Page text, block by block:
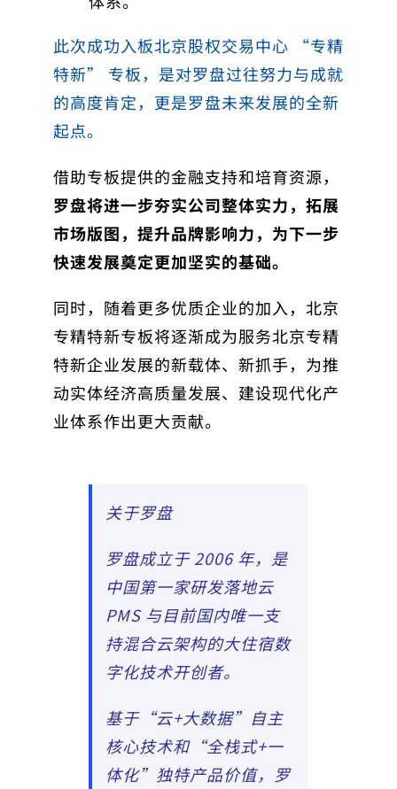
此次成功入板北京股权交易中心 “专精
特新” 专板，是对罗盘过往努力与成就
的高度肯定，更是罗盘未来发展的全新
起点。
借助专板提供的金融支持和培育资源，
罗盘将进一步夯实公司整体实力，拓展
市场版图，提升品牌影响力，为下一步
快速发展奠定更加坚实的基础。
同时，随着更多优质企业的加入，北京
专精特新专板将逐渐成为服务北京专精
特新企业发展的新载体、新抓手，为推
动实体经济高质量发展、建设现代化产
业体系作出更大贡献。
关于罗盘
罗盘成立于 2006 年，是
中国第一家研发落地云
PMS 与目前国内唯一支
持混合云架构的大住宿数
字化技术开创者。
基于“云+大数据”自主
核心技术和“全栈式+一
体化”独特产品价值，罗